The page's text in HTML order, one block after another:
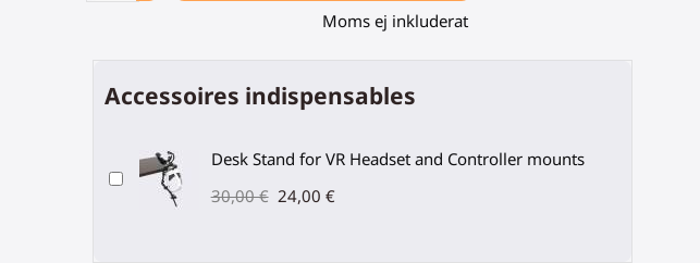
Moms ej inkluderat
Accessoires indispensables
Desk Stand for VR Headset and Controller mounts
30,00 € 24,00 €